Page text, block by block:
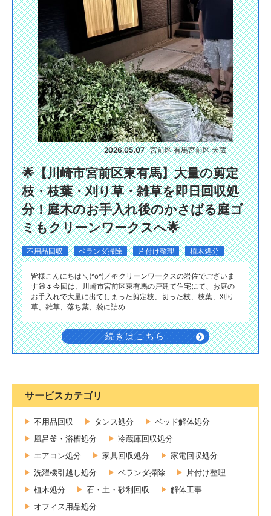
2026.05.07 宮前区 有馬宮前区 犬蔵
🌟【川崎市宮前区東有馬】大量の剪定
枝・枝葉・刈り草・雑草を即日回収処
分！庭木のお手入れ後のかさばる庭ゴ
ミもクリーンワークスへ🌟
不用品回収 ベランダ掃除 片付け整理 植木処分
皆様こんにちは＼(^o^)／🌱クリーンワークスの岩佐でございま
す😆🌷今回は、川崎市宮前区東有馬の戸建て住宅にて、お庭の
お手入れで大量に出てしまった剪定枝、切った枝、枝葉、刈り
草、雑草、落ち葉、袋に詰め
続きはこちら
サービスカテゴリ
不用品回収 タンス処分
ベッド解体処分
風呂釜・浴槽処分
冷蔵庫回収処分
エアコン処分
家具回収処分
家電回収処分
洗濯機引越し処分
ベランダ掃除
片付け整理
植木処分
石・土・砂利回収
解体工事
オフィス用品処分